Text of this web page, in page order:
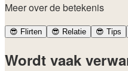
Meer over de betekenis
😎 Flirten 😎 Relatie 😎 Tips
Wordt vaak